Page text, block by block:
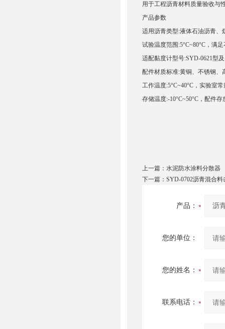
用于工程沥青材料质量验收与
产品参数
适用沥青类型:液体石油沥青、
试验温度范围:5°C~80°C，满
适配黏度计型号:SYD-0621型
配件材质标准:黄铜、不锈钢、
工作温度:5°C~40°C，实验室
存储温度:-10°C~50°C，配件
上一篇： 水泥防水涂料分散器
下一篇： SYD-0702沥青混合
产品：
您的单位：
您的姓名：
联系电话：